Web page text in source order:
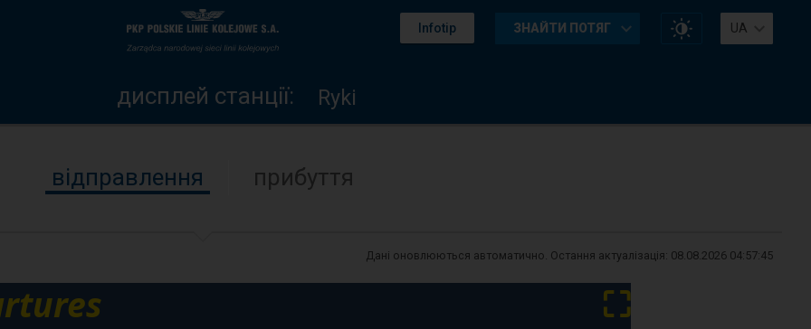
Infotip ЗНАЙТИ ПОТЯГ
Змінити
контраст
UA
дисплей
станції
Головна
сторінка
дисплей станції: Ryki
відправлення прибуття
Дані оновлюються автоматично. Остання актуалізація: 08.08.2026 04:57:45
⛶